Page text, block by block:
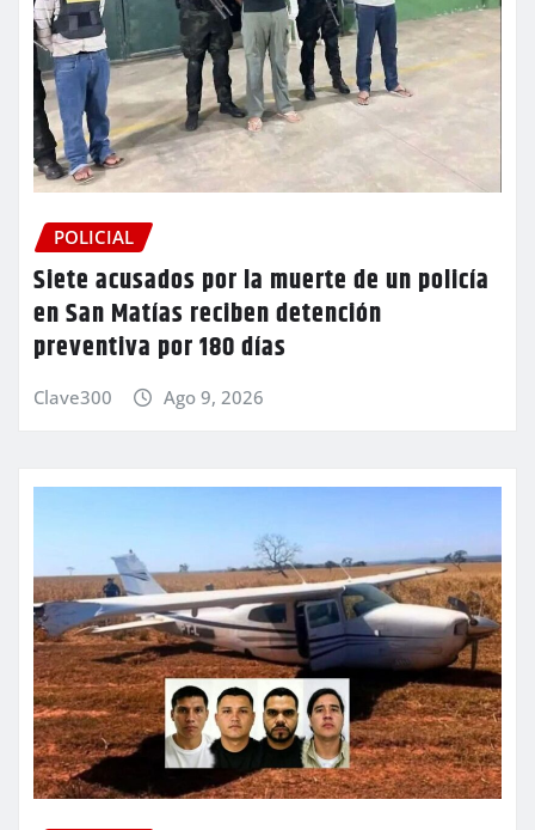
POLICIAL
Siete acusados por la muerte de un policía
en San Matías reciben detención
preventiva por 180 días
Clave300 Ago 9, 2026